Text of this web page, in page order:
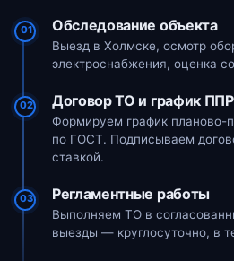
01 Обследование объекта
Выезд в Холмске, осмотр
электроснабжения, оценка
02 Договор ТО и график ППР
Формируем график планово-
по ГОСТ. Подписываем
ставкой.
03 Регламентные работы
Выполняем ТО в
выезды — круглосуточно, в